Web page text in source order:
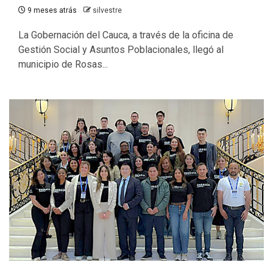
9 meses atrás silvestre
La Gobernación del Cauca, a través de la oficina de
Gestión Social y Asuntos Poblacionales, llegó al
municipio de Rosas...